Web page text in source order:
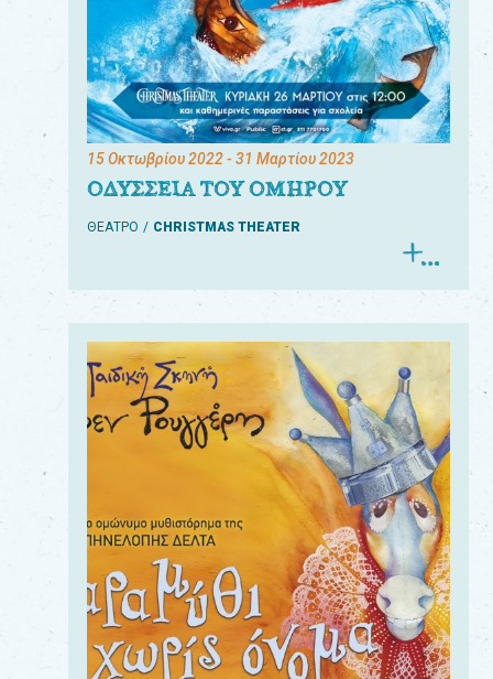
15 Οκτωβρίου 2022- 31 Μαρτίου 2023
ΟΔΥΣΣΕΙΑ ΤΟΥ ΟΜΗΡΟΥ
ΘΕΑΤΡΟ CHRISTMAS THEATER